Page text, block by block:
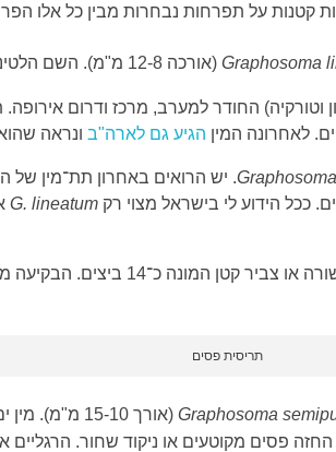
על תפרחות נבחרות מבין כל אלו
Graphosoma (אורכה 12-8 מ"מ). השם הלטיני נגזר מפסי האורך הברורים שעל כנפי החפייה וגב החזה. הרגליים שחורות או שחורות אדומות.
לאחרונה המין הגיע גם לארה"ב ונראה
. יש הרואים באחרון תת־מין של
ככל הידוע לי בישראל מצוי רק G. lineatum
ביצים. הבקיעה מתרחשת לאחר 10-8 ימים.
תריסית פסים
Graphosoma
(אורך 15-
פסים מקוטעים או ניקוד שחור. הרגליים